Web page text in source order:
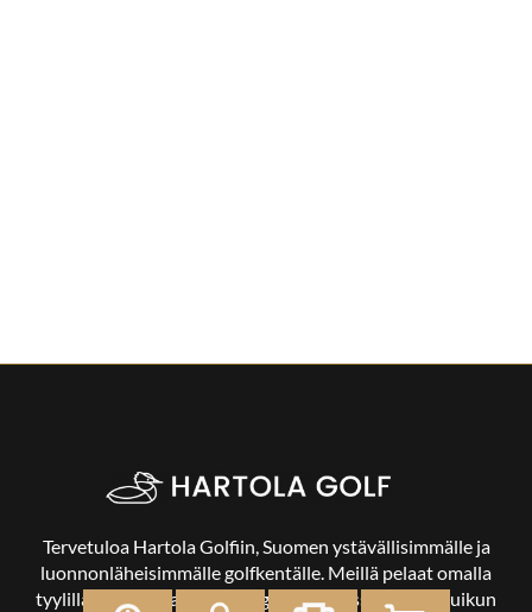
Tervetuloa Hartola Golfiin, Suomen ystävällisimmälle ja
luonnonläheisimmälle golfkentälle. Meillä pelaat omalla
tyylilläsi ja tasollasi – ja bongaat halutessasi vaikka uikun